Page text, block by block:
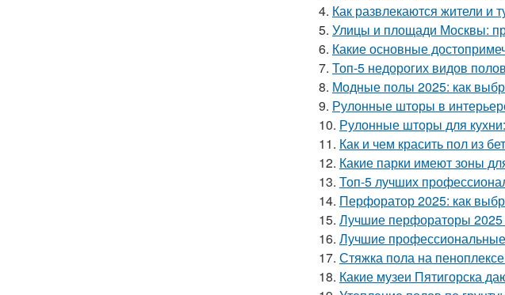
4. Как развлекаются жители и
5. Улицы и площади Москвы:
6. Какие основные
7. Топ-5 недорогих видов
8. Модные полы 2025: как
9. Рулонные шторы в
10. Рулонные шторы для
11. Как и чем красить пол из
12. Какие парки имеют зоны
13. Топ-5 лучших
14. Перфоратор 2025: как
15. Лучшие перфораторы 2025
16. Лучшие
17. Стяжка пола на
18. Какие музеи Пятигорска